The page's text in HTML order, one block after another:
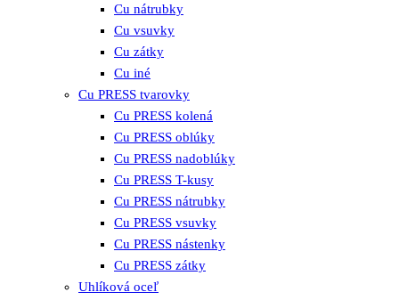
Cu nátrubky
Cu vsuvky
Cu zátky
Cu iné
Cu PRESS tvarovky
Cu PRESS kolená
Cu PRESS oblúky
Cu PRESS nadoblúky
Cu PRESS T-kusy
Cu PRESS nátrubky
Cu PRESS vsuvky
Cu PRESS nástenky
Cu PRESS zátky
Uhlíková oceľ